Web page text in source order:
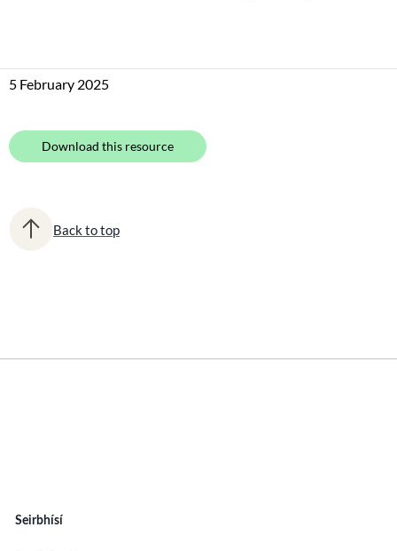
5 February 2025
Download this resource
Back to top
Seirbhísí